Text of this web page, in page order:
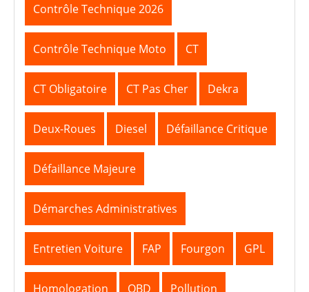
Contrôle Technique 2026
Contrôle Technique Moto CT
CT Obligatoire CT Pas Cher Dekra
Deux-Roues Diesel Défaillance Critique
Défaillance Majeure
Démarches Administratives
Entretien Voiture FAP Fourgon GPL
Homologation OBD Pollution